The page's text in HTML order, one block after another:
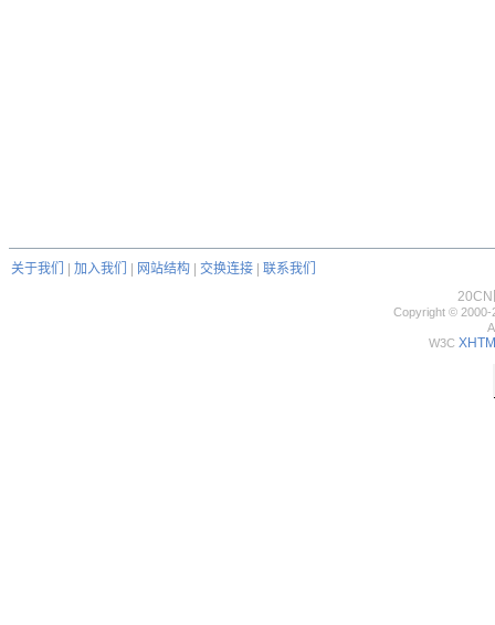
关于我们 加入我们 网站结构 交换连接
联系我们
20CN
Copyright © 2000-
W3C